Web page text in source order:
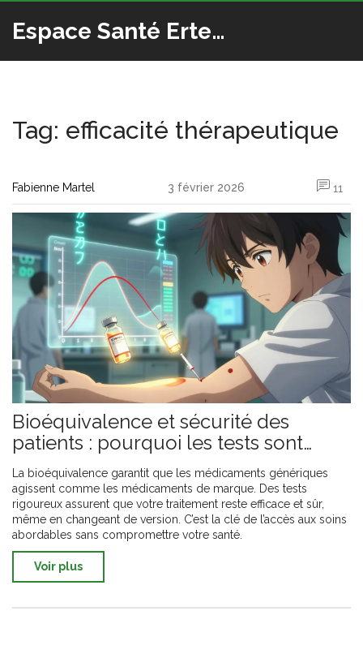
Espace Santé Ertedis
Tag: efficacité thérapeutique
Fabienne Martel 3 février 2026 11
Bioéquivalence et sécurité des
patients : pourquoi les tests sont
essentiels
La bioéquivalence garantit que les médicaments génériques
agissent comme les médicaments de marque. Des tests
rigoureux assurent que votre traitement reste efficace et sûr,
même en changeant de version. C’est la clé de l’accès aux soins
abordables sans compromettre votre santé.
Voir plus